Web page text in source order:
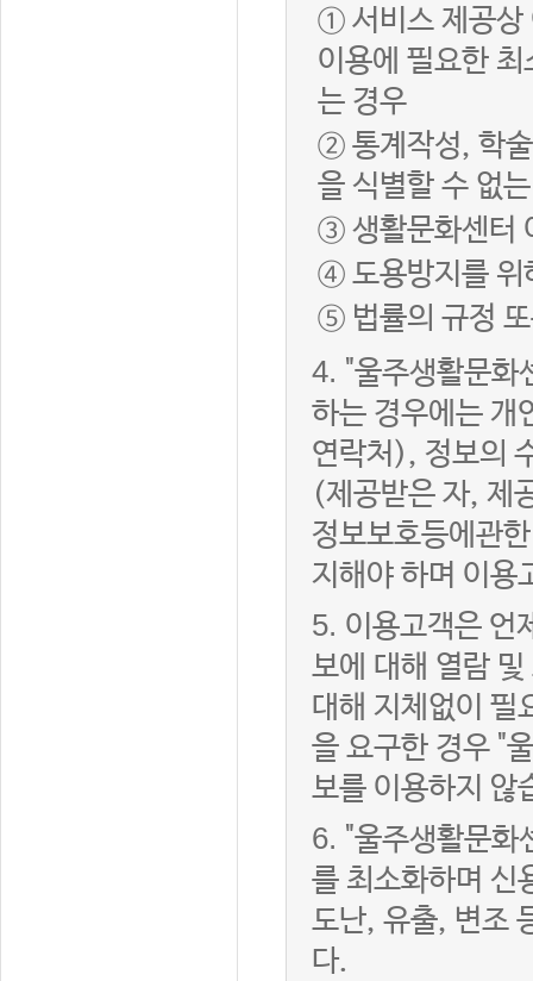
① 서비스 제공상
이용에 필요한
는 경우
② 통계작성, 학
을 식별할 수 없
③ 생활문화센터
④ 도용방지를 위
⑤ 법률의 규정 또
4. "울주생활문화
하는 경우에는 개
연락처), 정보의
(제공받은 자, 제
정보보호등에관
지해야 하며 이용
5. 이용고객은 언
보에 대해 열람
대해 지체없이 필
을 요구한 경우 "
보를 이용하지 않
6. "울주생활문화
를 최소화하며 신
도난, 유출, 변조
다.